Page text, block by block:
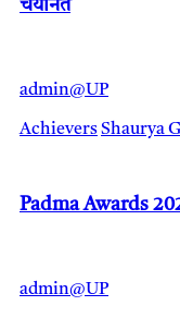
चयनित
admin@UP
AchieversShaurya
Padma Awards
admin@UP